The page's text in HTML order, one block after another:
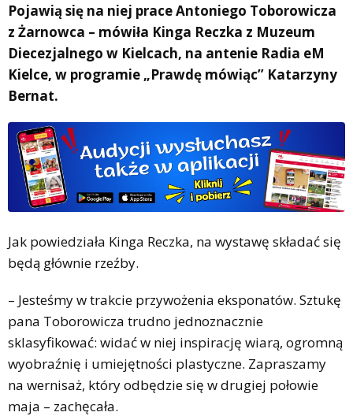
Pojawią się na niej prace Antoniego Toborowicza
z Żarnowca – mówiła Kinga Reczka z Muzeum
Diecezjalnego w Kielcach, na antenie Radia eM
Kielce, w programie „Prawdę mówiąc” Katarzyny
Bernat.
Jak powiedziała Kinga Reczka, na wystawę składać się
będą głównie rzeźby.
– Jesteśmy w trakcie przywożenia eksponatów. Sztukę
pana Toborowicza trudno jednoznacznie
sklasyfikować: widać w niej inspirację wiarą, ogromną
wyobraźnię i umiejętności plastyczne. Zapraszamy
na wernisaż, który odbędzie się w drugiej połowie
maja – zachęcała.